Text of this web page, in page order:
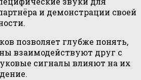
и демонстрации своей
позволяет глубже понять,
взаимодействуют друг с
сигналы влияют на их